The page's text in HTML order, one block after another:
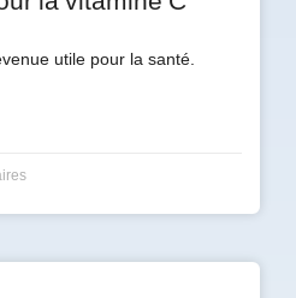
utile pour la santé.